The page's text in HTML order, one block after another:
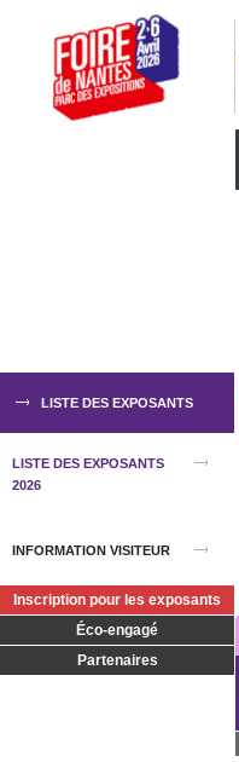
LISTE DES EXPOSANTS
LISTE DES EXPOSANTS
2026
INFORMATION VISITEUR
Inscription pour les exposants
Éco-engagé
Partenaires